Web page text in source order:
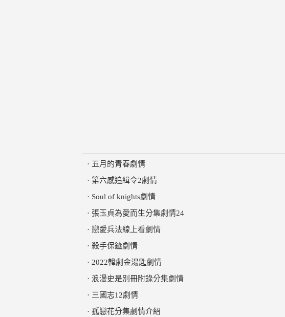
· 五月的青春劇情
· 第六感追緝令2劇情
· Soul of knights劇情
· 張玉貞為愛而生分集劇情24
· 戀愛兵法線上看劇情
· 殺手保鑣劇情
· 2022韓劇金湯匙劇情
· 浪漫史是別冊附錄分集劇情
· 三國志12劇情
· 孤戀花分集劇情介紹